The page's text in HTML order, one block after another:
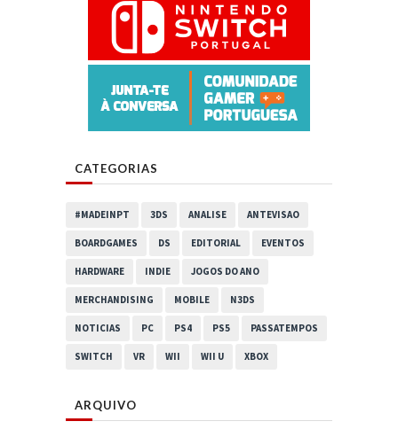
CATEGORIAS
#MADEINPT 3DS ANALISE ANTEVISAO
BOARDGAMES DS EDITORIAL EVENTOS
HARDWARE INDIE JOGOS DO ANO
MERCHANDISING MOBILE N3DS
NOTICIAS PC PS4 PS5 PASSATEMPOS
SWITCH VR WII WII U XBOX
ARQUIVO